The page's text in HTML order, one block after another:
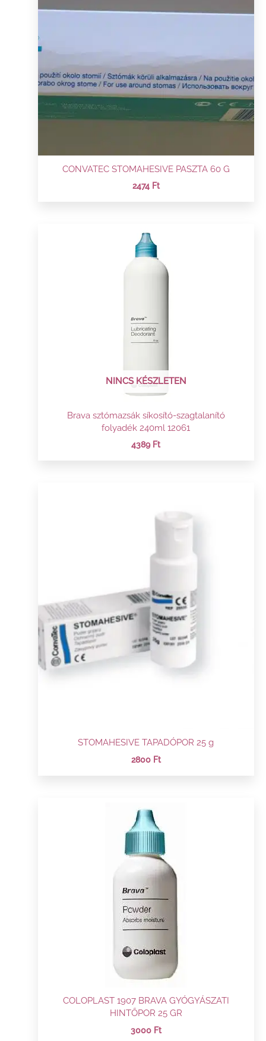
CONVATEC STOMAHESIVE PASZTA 60 G
2474 Ft
NINCS KÉSZLETEN
Brava sztómazsák síkosító-szagtalanító
folyadék 240ml 12061
4389 Ft
STOMAHESIVE TAPADÓPOR 25 g
2800 Ft
COLOPLAST 1907 BRAVA GYÓGYÁSZATI
HINTŐPOR 25 GR
3000 Ft